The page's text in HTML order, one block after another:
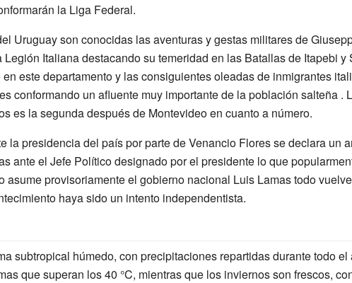
la Liga Federal.
Uruguay son conocidas las aventuras y gestas militares de
Italiana destacando su temeridad en las Batallas de Itapebi y
este departamento y las consiguientes oleadas de inmigrantes
conformando un afluente muy importante de la población salteña .
es la segunda después de Montevideo en cuanto a número.
la presidencia del país por parte de Venancio Flores se declara un
ante el Jefe Político designado por el presidente lo que
asume provisoriamente el gobierno nacional Luis Lamas todo
haya sido un intento independentista.
subtropical húmedo, con precipitaciones repartidas durante todo el
que superan los 40 °C, mientras que los inviernos son frescos,